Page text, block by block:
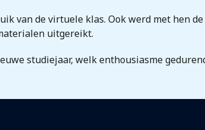
van de virtuele klas. Ook werd met hen
uitgereikt.
studiejaar, welk enthousiasme